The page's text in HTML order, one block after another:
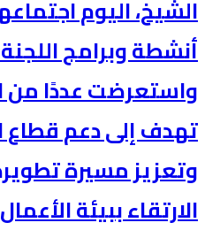
الشيخ، اليوم
أنشطة وبرامج
واستعرضت عددًا من
تهدف إلى دعم قطاع
وتعزيز مسيرة
الارتقاء ببيئة